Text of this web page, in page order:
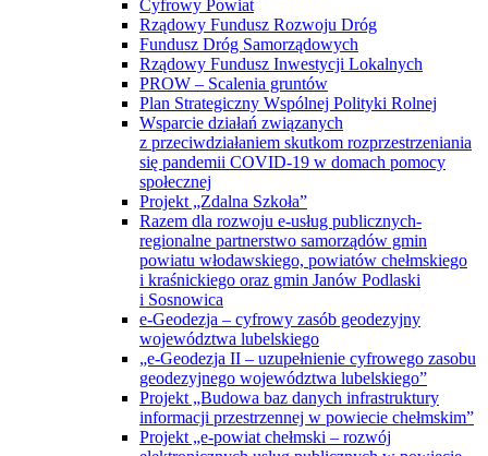
Cyfrowy Powiat
Rządowy Fundusz Rozwoju Dróg
Fundusz Dróg Samorządowych
Rządowy Fundusz Inwestycji Lokalnych
PROW – Scalenia gruntów
Plan Strategiczny Wspólnej Polityki Rolnej
Wsparcie działań związanych
z przeciwdziałaniem skutkom rozprzestrzeniania
się pandemii COVID-19 w domach pomocy
społecznej
Projekt „Zdalna Szkoła”
Razem dla rozwoju e-usług publicznych-
regionalne partnerstwo samorządów gmin
powiatu włodawskiego, powiatów chełmskiego
i kraśnickiego oraz gmin Janów Podlaski
i Sosnowica
e-Geodezja – cyfrowy zasób geodezyjny
województwa lubelskiego
„e-Geodezja II – uzupełnienie cyfrowego zasobu
geodezyjnego województwa lubelskiego”
Projekt „Budowa baz danych infrastruktury
informacji przestrzennej w powiecie chełmskim”
Projekt „e-powiat chełmski – rozwój